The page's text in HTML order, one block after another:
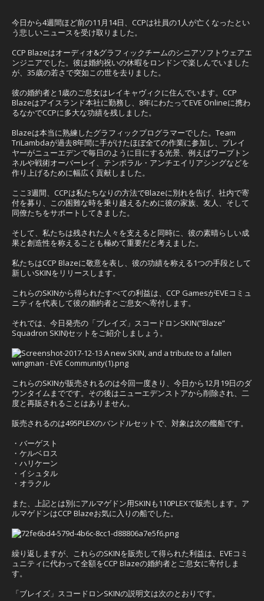
今日から4週間ほど前の11月14日、CCPは社員の1人が亡くなったとい
う悲しいニュースを受け取りました。
CCP Blazeはオーディオ&グラフィックチームのシニアソフトウェアエ
ンジニアでした。彼は婚約祝いの休暇をロンドンで楽しんでいました
が、35歳の若さで突如この世を去りました。
彼の婚約者と1歳のご息女はレイキャヴィクに住んでいます。CCP
Blazeはアイスランド本社に勤務し、8年にわたってEVE Onlineに携わ
るなかでCCPに多大な功績を残しました。
Blazeは本当に熟練したグラフィックプログラマーでした。Team
TriLambdaが過去8年間に手がけたほぼ全ての作業に参加し、プレイ
ヤーがニューエデンで毎日のように目にする光景、例えばワープトン
ネルや戦術オーバーレイ、テンポラル・アンチエイリアシングなどを
作り上げるために幅広く貢献しました。
ここ3週間、CCPは私たちなりの方法でBlazeに別れを告げ、社内で寄
付を募り、この困難な時を乗り越えるために彼の家族、友人、そして
同僚たちをサポートしてきました。
そして、私たちは残された人々を支えると同時に、彼の素晴らしい成
果と創造性を称えることも極めて重要だと考えました。
私たちはCCP Blazeに敬意を表し、彼の功績を称える1つの手段として
新しいSKINをリリースします。
これらのSKINから得られたすべての利益は、CCP GamesがEVEコミュ
ニティを代表して彼の婚約者とご息女へ寄付します。
それでは、今日発売の「ブレイズ」スコードロンSKIN(“Blaze”
Squadron SKIN)セットをご紹介しましょう。
これらのSKINが販売されるのは今回一度きり、今日から12月19日のダ
ウンタイムまでです。その後はニューエデンストアから削除され、二
度と再販されることはありません。
販売されるのは495PLEXのバンドルセットで、対象は次の艦船です。
・バーゲスト
・ケルベロス
・ハリケーン
・イシュタル
・オラクル
また、上記とは別にアルマゲドン用SKINも110PLEXで販売します。ア
ルマゲドンはCCP Blazeお気に入りの船でした。
繰り返しますが、これらのSKINを販売して得られた利益は、EVEコミ
ュニティに代わって全額をCCP Blazeの婚約者とご息女に寄付しま
す。
「ブレイズ」スコードロンSKINの説明文は次のとおりです。